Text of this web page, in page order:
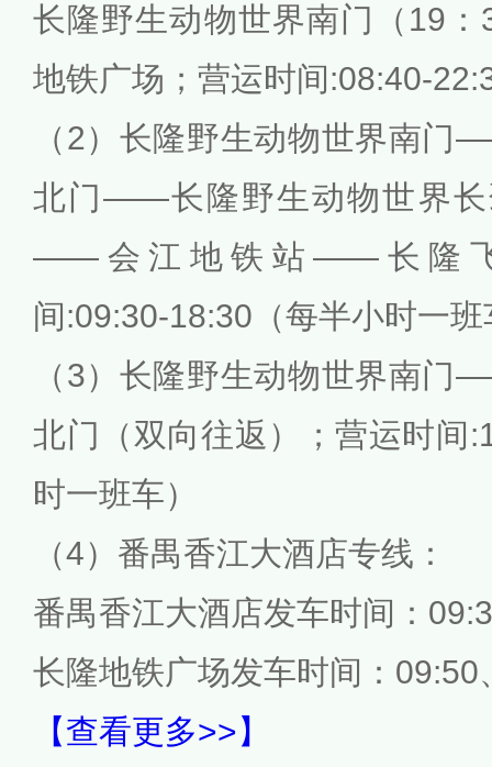
长隆野生动物世界南门（19
地铁广场；营运时间:08:40-
（2）长隆野生动物世界南
北门——长隆野生动物世界长
——会江地铁站——长隆
间:09:30-18:30（每半小时一班
（3）长隆野生动物世界南
北门（双向往返）；营运时间
时一班车）
（4）番禺香江大酒店专线：
番禺香江大酒店发车时间：
长隆地铁广场发车时间：09:50
【查看更多>>】